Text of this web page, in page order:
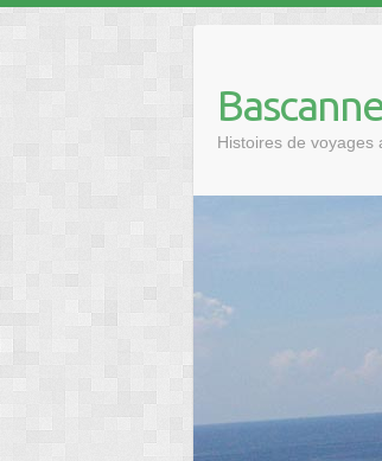
content
Histoires de voyages